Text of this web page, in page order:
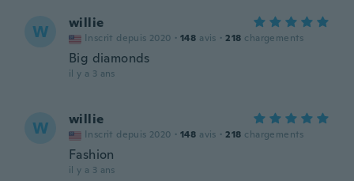
W willie
Inscrit depuis 2020 · 148 avis · 218 chargements
Big diamonds
il y a 3 ans
W willie
Inscrit depuis 2020 · 148 avis · 218 chargements
Fashion
il y a 3 ans